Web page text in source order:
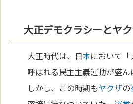
大正デモクラシーとヤ
大正時代は、日本において
呼ばれる民主主義運動が盛ん
しかし、この時期もヤクザの